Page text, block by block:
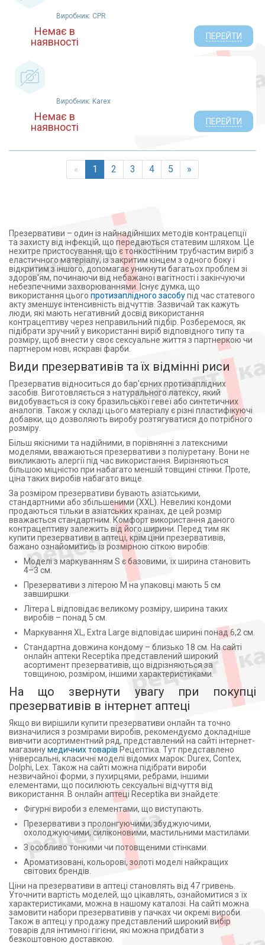
Виробник: CPR
Немає в
наявності
ПЕРЕЙТИ
Виробник: Karex
Немає в
наявності
ПЕРЕЙТИ
« 1 2 3 4 5 »
Презервативи – один із найнадійніших методів контрацепції
та захисту від інфекцій, що передаються статевим шляхом. Це
нехитре пристосування, що є тонкостінним трубчастим виріб з
еластичного матеріалу, із закритим кінцем з одного боку і
відкритим з іншого, допомагає уникнути багатьох проблем зі
здоров'ям, починаючи від небажаної вагітності і закінчуючи
небезпечними захворюваннями. Існує думка, що
використання цього протизаплідного засобупід час статевого
акту зменшує інтенсивність відчуттів. Зазвичай так кажуть
люди, які мають негативний досвід використання
контрацептиву через неправильний підбір. Розберемося, як
підібрати зручний у використанні виріб відповідного типу та
розміру, щоб внести у своє сексуальне життя з партнеркою чи
партнером нові, яскраві фарби.
Види презервативів та їх відмінні риси
Презерватив відноситься до бар'єрних протизаплідних
засобів. Виготовляється з натурального латексу, який
видобувається із соку бразильської гевеї або синтетичних
аналогів. Також у складі цього матеріалу є різні пластифікуючі
добавки, що дозволяють виробу розтягуватися до потрібного
розміру.
Більш якісними та надійними, в порівнянні з латексними
моделями, вважаються презервативи з поліуретану. Вони не
викликають алергії під час використання. Вирізняються
більшою міцністю при набагато меншій товщині стінки. Проте,
ціна таких виробів набагато вище.
За розміром презервативи бувають азіатськими,
стандартними або збільшеними (XXL). Невеликі кондоми
продаються тільки в азіатських країнах, де цей розмір
вважається стандартним. Комфорт використання даного
контрацептиву залежить від його ширини. Перед тим як
купити презервативи в аптеці, крім ціни презервативів,
бажано ознайомитись із розмірною сіткою виробів:
Моделі з маркуванням S є базовими, їх ширина становить
4–3 см.
Презервативи з літерою M на упаковці мають 5 см
завширшки.
Літера L відповідає великому розміру, ширина таких
виробів – понад 5 см.
Маркування XL, Extra Large відповідає ширині понад 6,2 см.
Стандартна довжина кондому – близько 18 см. На сайті
онлайн аптеки Receptika представлений широкий
асортимент презервативів, що відрізняються за
товщиною, розміром, іншими характеристиками.
На що звернути увагу при покупці
презервативів в інтернет аптеці
Якщо ви вирішили купити презервативи онлайн та точно
визначилися з розмірами виробів, рекомендуємо докладніше
вивчити асортиментний ряд, представлений на сайті інтернет-
магазинумедичних товарів Рецептіка. Тут представлено
універсальні, класичні моделі відомих марок: Durex, Contex,
Dolphi, Lex. Також на сайті можна підібрати вироби
незвичайної форми, з пухирцями, ребрами, іншими
елементами, що посилюють сексуальні відчуття від
використання. В онлайн аптеці Receptika ви знайдете:
Фігурні вироби з елементами, що виступають.
Презервативи з пролонгуючими, збуджуючими,
охолоджуючими, силіконовими, мастильними мастилами.
З особливо тонкими чи потовщеними стінками.
Ароматизовані, кольорові, золоті моделі найкращих
світових брендів.
Ціни на презервативи в аптеці становлять від 47 гривень.
Уточнити вартість моделей, що цікавлять, ознайомитися з їх
характеристиками, можна в нашому каталозі. На сайті можна
замовити набори презервативів у пачках чи окремі вироби.
Також в аптеці у продажу представлений широкий вибір
товарів для інтимної гігієни, які можна придбати з
безкоштовною доставкою.